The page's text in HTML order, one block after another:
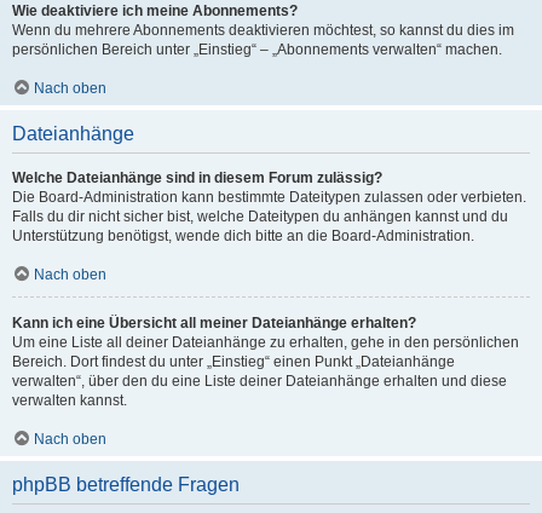
Wie deaktiviere ich meine Abonnements?
Wenn du mehrere Abonnements deaktivieren möchtest, so kannst du dies im
persönlichen Bereich unter „Einstieg“ – „Abonnements verwalten“ machen.
Nach oben
Dateianhänge
Welche Dateianhänge sind in diesem Forum zulässig?
Die Board-Administration kann bestimmte Dateitypen zulassen oder verbieten.
Falls du dir nicht sicher bist, welche Dateitypen du anhängen kannst und du
Unterstützung benötigst, wende dich bitte an die Board-Administration.
Nach oben
Kann ich eine Übersicht all meiner Dateianhänge erhalten?
Um eine Liste all deiner Dateianhänge zu erhalten, gehe in den persönlichen
Bereich. Dort findest du unter „Einstieg“ einen Punkt „Dateianhänge
verwalten“, über den du eine Liste deiner Dateianhänge erhalten und diese
verwalten kannst.
Nach oben
phpBB betreffende Fragen